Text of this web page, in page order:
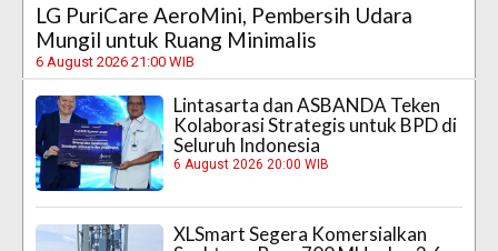
LG PuriCare AeroMini, Pembersih Udara
Mungil untuk Ruang Minimalis
6 August 2026 21:00 WIB
Lintasarta dan ASBANDA Teken
Kolaborasi Strategis untuk BPD di
Seluruh Indonesia
6 August 2026 20:00 WIB
XLSmart Segera Komersialkan